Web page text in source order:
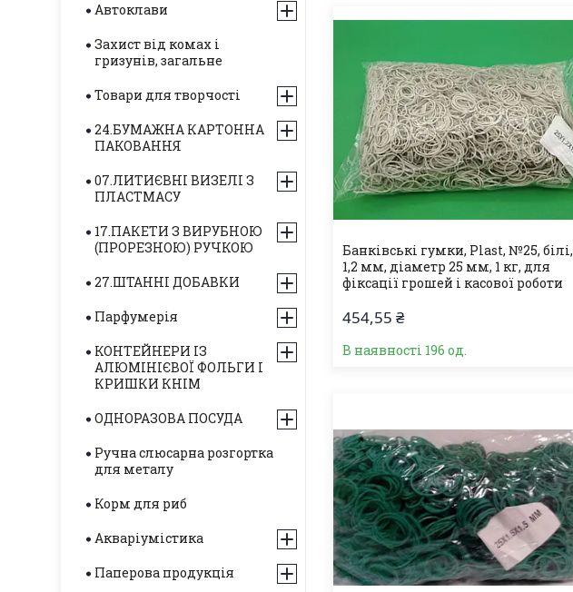
Банківські гумки, Plast, №25, білі,
1,2 мм, діаметр 25 мм, 1 кг, для
фіксації грошей і касової роботи
454,55 ₴
В наявності 196 од.
Автоклави
Захист від комах і
гризунів, загальне
Товари для творчості
24.БУМАЖНА КАРТОННА
ПАКОВАННЯ
07.ЛИТИЄВНІ ВИЗЕЛІ З
ПЛАСТМАСУ
17.ПАКЕТИ З ВИРУБНОЮ
(ПРОРЕЗНОЮ) РУЧКОЮ
27.ШТАННІ ДОБАВКИ
Парфумерія
КОНТЕЙНЕРИ ІЗ
АЛЮМІНІЄВОЇ ФОЛЬГИ І
КРИШКИ КНІМ
ОДНОРАЗОВА ПОСУДА
Ручна слюсарна розгортка
для металу
Корм для риб
Акваріумістика
Паперова продукція